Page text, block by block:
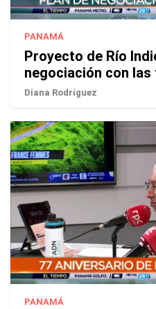
PANAMÁ
Proyecto de Río
negociación con
Diana Rodríguez
PANAMÁ